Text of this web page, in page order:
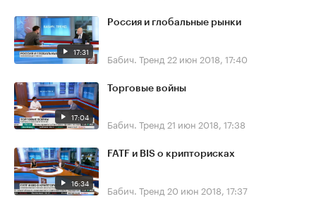
17:31
Россия и глобальные рынки
Бабич. Тренд 22 июн 2018, 17:40
17:04
Торговые войны
Бабич. Тренд 21 июн 2018, 17:38
16:34
FATF и BIS о крипторисках
Бабич. Тренд 20 июн 2018, 17:37